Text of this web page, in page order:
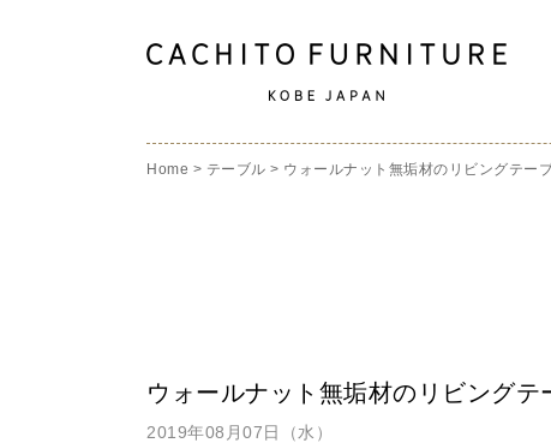
Home > テーブル > ウォールナット無垢材のリビングテー
ウォールナット無垢材のリビング
2019年08月07日（水）